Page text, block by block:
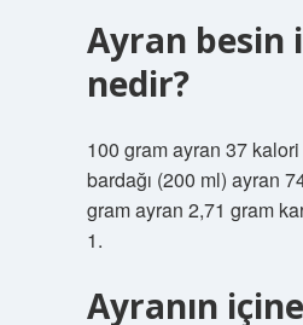
Ayran besin
nedir?
100 gram ayran 37
bardağı (200 ml) ayran
gram ayran 2,71 gram
1.
Ayranın